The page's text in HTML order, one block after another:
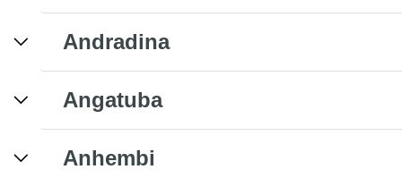
Andradina
Angatuba
Anhembi